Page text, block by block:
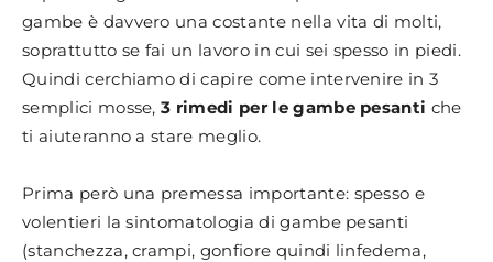
gambe è davvero una costante nella vita di molti,
soprattutto se fai un lavoro in cui sei spesso in piedi.
Quindi cerchiamo di capire come intervenire in 3
semplici mosse,3 rimedi per le gambe pesanti che
ti aiuteranno a stare meglio.
Prima però una premessa importante: spesso e
volentieri la sintomatologia di gambe pesanti
(stanchezza, crampi, gonfiore quindi linfedema,